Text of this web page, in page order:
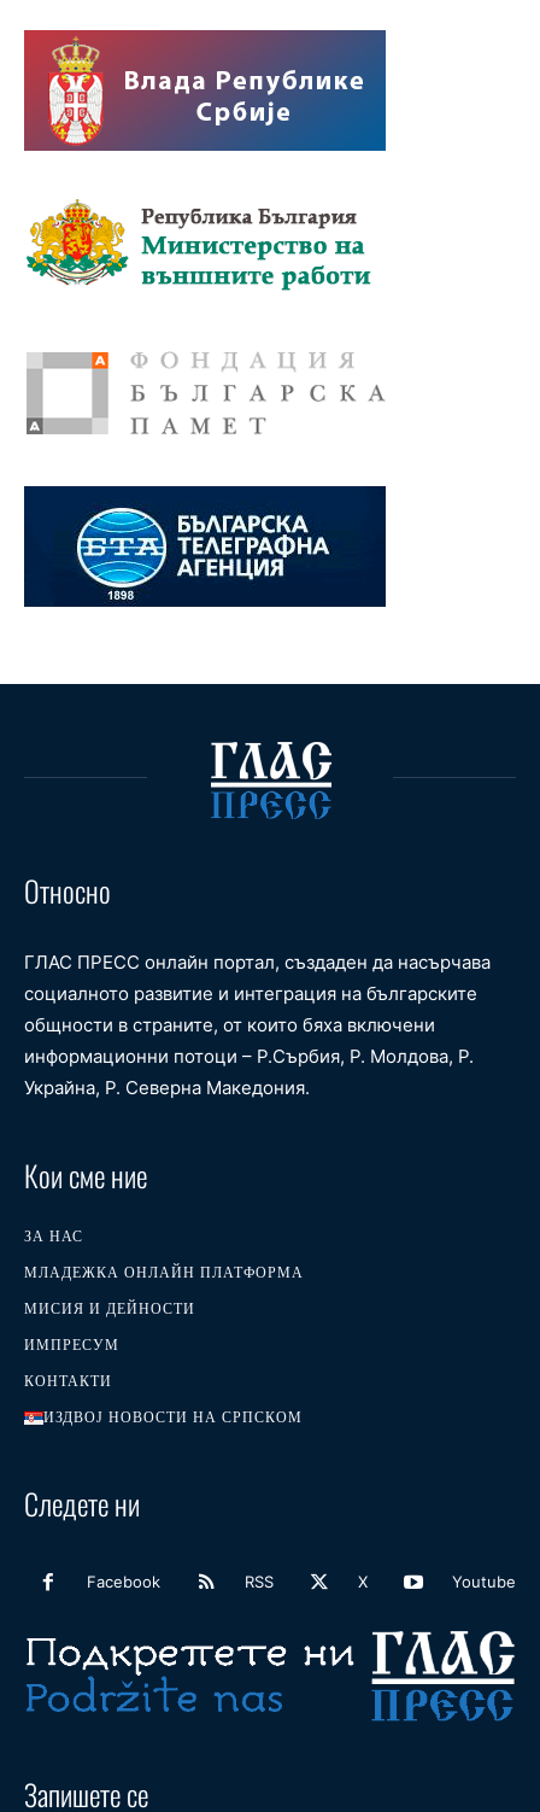
Относно
ГЛАС ПРЕСС онлайн портал, създаден да насърчава
социалното развитие и интеграция на българските
общности в страните, от които бяха включени
информационни потоци – Р.Сърбия, Р. Молдова, Р.
Украйна, Р. Северна Македония.
Кои сме ние
ЗА НАС
МЛАДЕЖКА ОНЛАЙН ПЛАТФОРМА
МИСИЯ И ДЕЙНОСТИ
ИМПРЕСУМ
КОНТАКТИ
ИЗДВОЈ НОВОСТИ НА СРПСКОМ
Следете ни
Facebook RSS X Youtube
Запишете се